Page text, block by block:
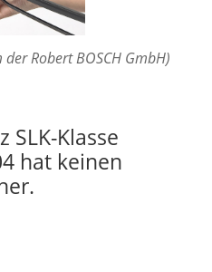
Robert BOSCH GmbH)
SLK-Klasse
hat keinen